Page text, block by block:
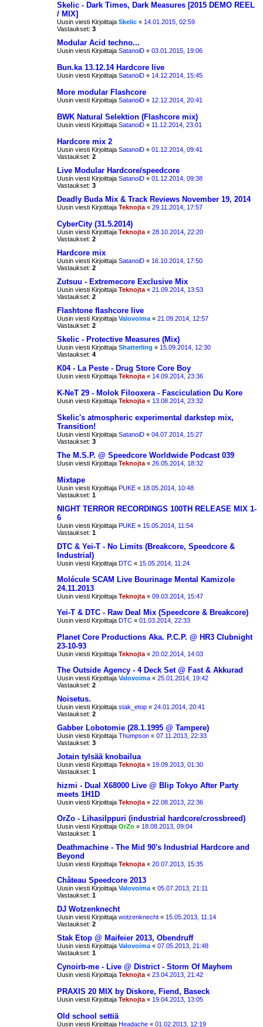
Skelic - Dark Times, Dark Measures [ 2015 DEMO REEL
/ MIX ]
Uusin viesti Kirjoittaja Skelic « 14.01.2015, 02:59
Vastaukset: 3
Modular Acid techno...
Uusin viesti Kirjoittaja SatanoiD « 03.01.2015, 19:06
Bun.ka 13.12.14 Hardcore live
Uusin viesti Kirjoittaja SatanoiD « 14.12.2014, 15:45
More modular Flashcore
Uusin viesti Kirjoittaja SatanoiD « 12.12.2014, 20:41
BWK Natural Selektion (Flashcore mix)
Uusin viesti Kirjoittaja SatanoiD « 11.12.2014, 23:01
Hardcore mix 2
Uusin viesti Kirjoittaja SatanoiD « 01.12.2014, 09:41
Vastaukset: 2
Live Modular Hardcore/speedcore
Uusin viesti Kirjoittaja SatanoiD « 01.12.2014, 09:38
Vastaukset: 3
Deadly Buda Mix & Track Reviews November 19, 2014
Uusin viesti Kirjoittaja Teknojta « 29.11.2014, 17:57
CyberCity (31.5.2014)
Uusin viesti Kirjoittaja Teknojta « 28.10.2014, 22:20
Vastaukset: 2
Hardcore mix
Uusin viesti Kirjoittaja SatanoiD « 16.10.2014, 17:50
Vastaukset: 2
Zutsuu - Extremecore Exclusive Mix
Uusin viesti Kirjoittaja Teknojta « 21.09.2014, 13:53
Vastaukset: 2
Flashtone flashcore live
Uusin viesti Kirjoittaja Valovoima « 21.09.2014, 12:57
Vastaukset: 2
Skelic - Protective Measures (Mix)
Uusin viesti Kirjoittaja Shatterling « 15.09.2014, 12:30
Vastaukset: 4
K04 - La Peste - Drug Store Core Boy
Uusin viesti Kirjoittaja Teknojta « 14.09.2014, 23:36
K-NeT 29 - Molok Filooxera - Fasciculation Du Kore
Uusin viesti Kirjoittaja Teknojta « 13.08.2014, 23:32
Skelic's atmospheric experimental darkstep mix,
Transition!
Uusin viesti Kirjoittaja SatanoiD « 04.07.2014, 15:27
Vastaukset: 3
The M.S.P. @ Speedcore Worldwide Podcast 039
Uusin viesti Kirjoittaja Teknojta « 26.05.2014, 18:32
Mixtape
Uusin viesti Kirjoittaja PUKE « 18.05.2014, 10:48
Vastaukset: 1
NIGHT TERROR RECORDINGS 100TH RELEASE MIX 1-
6
Uusin viesti Kirjoittaja PUKE « 15.05.2014, 11:54
Vastaukset: 1
DTC & Yei-T - No Limits (Breakcore, Speedcore &
Industrial)
Uusin viesti Kirjoittaja DTC « 15.05.2014, 11:24
Molécule SCAM Live Bourinage Mental Kamizole
24.11.2013
Uusin viesti Kirjoittaja Teknojta « 09.03.2014, 15:47
Yei-T & DTC - Raw Deal Mix (Speedcore & Breakcore)
Uusin viesti Kirjoittaja DTC « 01.03.2014, 22:33
Planet Core Productions Aka. P.C.P. @ HR3 Clubnight
23-10-93
Uusin viesti Kirjoittaja Teknojta « 20.02.2014, 14:03
The Outside Agency - 4 Deck Set @ Fast & Akkurad
Uusin viesti Kirjoittaja Valovoima « 25.01.2014, 19:42
Vastaukset: 2
Noisetus.
Uusin viesti Kirjoittaja stak_etop « 24.01.2014, 20:41
Vastaukset: 2
Gabber Lobotomie (28.1.1995 @ Tampere)
Uusin viesti Kirjoittaja Thumpson « 07.11.2013, 22:33
Vastaukset: 3
Jotain tylsää knobailua
Uusin viesti Kirjoittaja Teknojta « 19.09.2013, 01:30
Vastaukset: 1
hizmi - Dual X68000 Live @ Blip Tokyo After Party
meets 1H1D
Uusin viesti Kirjoittaja Teknojta « 22.08.2013, 22:36
OrZo - Lihasilppuri (industrial hardcore/crossbreed)
Uusin viesti Kirjoittaja OrZo « 18.08.2013, 09:04
Vastaukset: 1
Deathmachine - The Mid 90's Industrial Hardcore and
Beyond
Uusin viesti Kirjoittaja Teknojta « 20.07.2013, 15:35
Château Speedcore 2013
Uusin viesti Kirjoittaja Valovoima « 05.07.2013, 21:11
Vastaukset: 1
DJ Wotzenknecht
Uusin viesti Kirjoittaja wotzenknecht « 15.05.2013, 11:14
Vastaukset: 2
Stak Etop @ Maifeier 2013, Obendruff
Uusin viesti Kirjoittaja Valovoima « 07.05.2013, 21:48
Vastaukset: 1
Cynoirb-me - Live @ District - Storm Of Mayhem
Uusin viesti Kirjoittaja Teknojta « 23.04.2013, 21:42
PRAXIS 20 MIX by Diskore, Fiend, Baseck
Uusin viesti Kirjoittaja Teknojta « 19.04.2013, 13:05
Old school settiä
Uusin viesti Kirjoittaja Headache « 01.02.2013, 12:19